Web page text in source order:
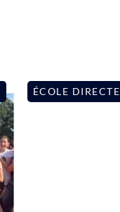
ÉCOLE DIRECTE